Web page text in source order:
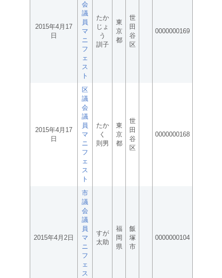
2015年4月17
日
会
議
員
マ
ニ
フ
ェ
ス
ト
たか
じょ
う
訓子
東
京
都
世
田
谷
区
0000000169
2015年4月17
日
区
議
会
議
員
マ
ニ
フ
ェ
ス
ト
たか
く
則男
東
京
都
世
田
谷
区
0000000168
2015年4月2日
市
議
会
議
員
マ
ニ
フ
ェ
ス
すが
太助
福
岡
県
飯
塚
市
0000000104